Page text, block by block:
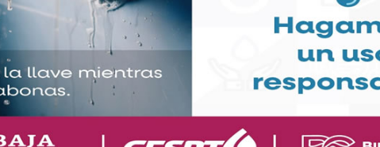
y ofendida por parte de los gobiernos estatales,
yo ya la conocía por parte del gobierno federal, sin
nunca se me había informado de esta manera”,
de la investigación oficial por parte de la fiscalía
en un medio de comunicación.
lacere, incluso se ha permitido que una persona como
MORENA, haya dicho que yo no tenía amenazas,